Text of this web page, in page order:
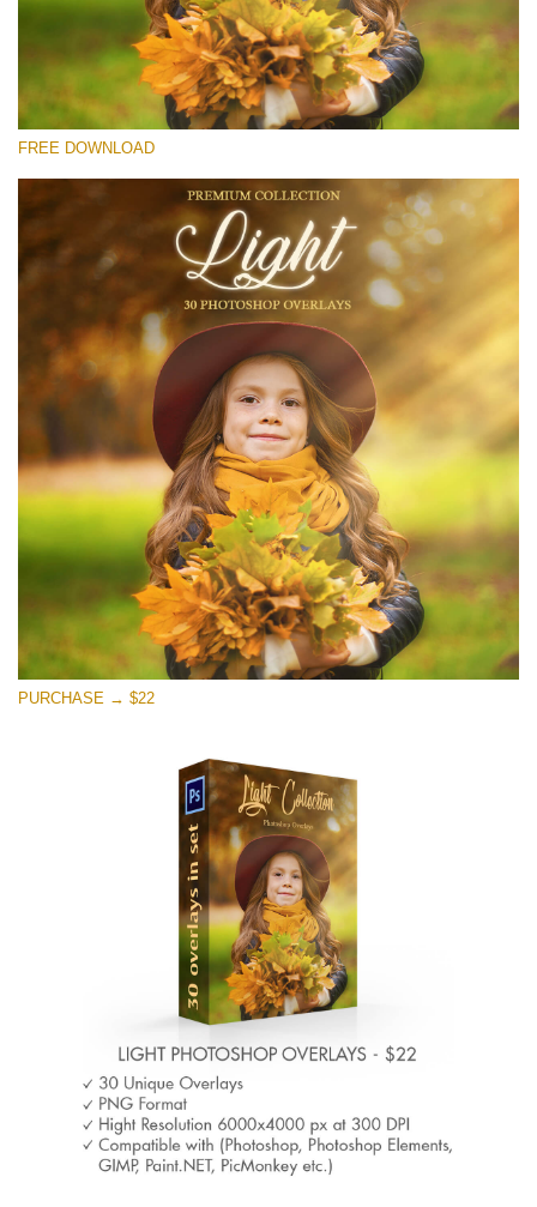
Small 800*533px
Light Overlays
(30 Overlays)
Sky Boundless
(347 Overlays)
Large 6000*4000px
Entire Collection
(1783 Overlays)
Large 6000*4000px
無料ダウンロード
FREE DOWNLOAD
PURCHASE → $22